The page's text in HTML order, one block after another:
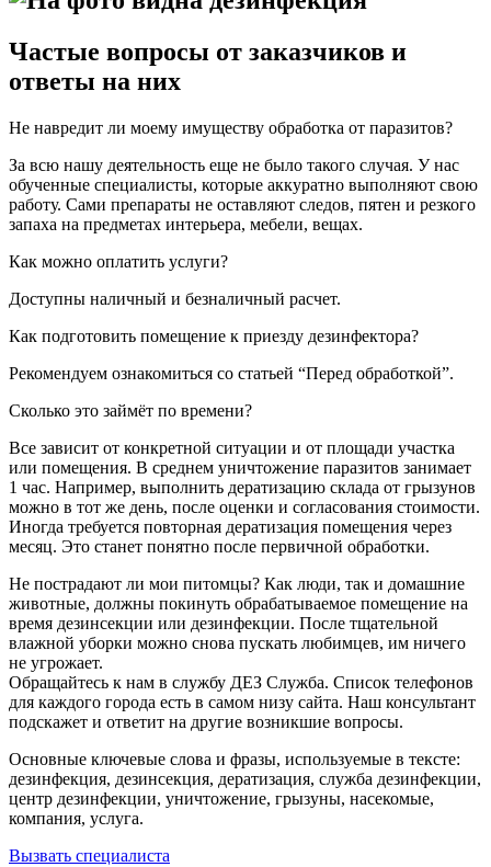
Частые вопросы от заказчиков и
ответы на них
Не навредит ли моему имуществу обработка от паразитов?
За всю нашу деятельность еще не было такого случая. У нас
обученные специалисты, которые аккуратно выполняют свою
работу. Сами препараты не оставляют следов, пятен и резкого
запаха на предметах интерьера, мебели, вещах.
Как можно оплатить услуги?
Доступны наличный и безналичный расчет.
Как подготовить помещение к приезду дезинфектора?
Рекомендуем ознакомиться со статьей “Перед обработкой”.
Сколько это займёт по времени?
Все зависит от конкретной ситуации и от площади участка
или помещения. В среднем уничтожение паразитов занимает
1 час. Например, выполнить дератизацию склада от грызунов
можно в тот же день, после оценки и согласования стоимости.
Иногда требуется повторная дератизация помещения через
месяц. Это станет понятно после первичной обработки.
Не пострадают ли мои питомцы? Как люди, так и домашние
животные, должны покинуть обрабатываемое помещение на
время дезинсекции или дезинфекции. После тщательной
влажной уборки можно снова пускать любимцев, им ничего
не угрожает.
Обращайтесь к нам в службу ДЕЗ Служба. Список телефонов
для каждого города есть в самом низу сайта. Наш консультант
подскажет и ответит на другие возникшие вопросы.
Основные ключевые слова и фразы, используемые в тексте:
дезинфекция, дезинсекция, дератизация, служба дезинфекции,
центр дезинфекции, уничтожение, грызуны, насекомые,
компания, услуга.
Вызвать специалиста